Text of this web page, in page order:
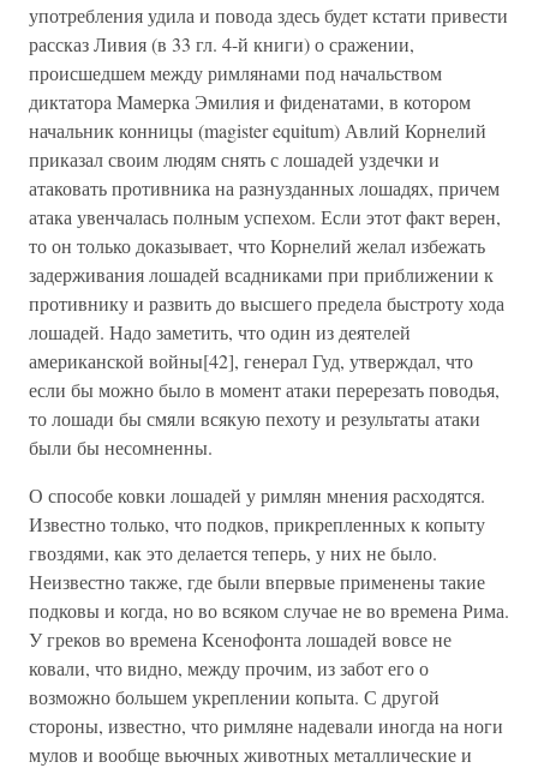
употребления удила и повода здесь будет кстати привести
рассказ Ливия (в 33 гл. 4-й книги) о сражении,
происшедшем между римлянами под начальством
диктаторa Мамерка Эмилия и фиденатами, в котором
начальник конницы (magister equitum) Авлий Корнелий
приказал своим людям снять с лошадей уздечки и
атаковать противника на разнузданных лошадях, причем
атака увенчалась полным успехом. Если этот факт верен,
то он только доказывает, что Корнелий желал избежать
задерживания лошадей всадниками при приближении к
противнику и развить до высшего предела быстроту хода
лошадей. Надо заметить, что один из деятелей
американской войны[42], генерал Гуд, утверждал, что
если бы можно было в момент атаки перерезать поводья,
то лошади бы смяли всякую пехоту и результаты атаки
были бы несомненны.
О способе ковки лошадей у римлян мнения расходятся.
Известно только, что подков, прикрепленных к копыту
гвоздями, как это делается теперь, у них не было.
Неизвестно также, где были впервые применены такие
подковы и когда, но во всяком случае не во времена Рима.
У греков во времена Ксенофонта лошадей вовсе не
ковали, что видно, между прочим, из забот его о
возможно большем укреплении копыта. С другой
стороны, известно, что римляне надевали иногда на ноги
мулов и вообще вьючных животных металлические и